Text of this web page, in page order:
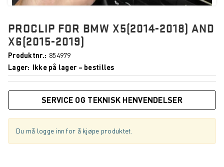
PROCLIP FOR BMW X5(2014-2018) AND
X6(2015-2019)
Produktnr.
854979
Lager
Ikke på lager – bestilles
SERVICE OG TEKNISK HENVENDELSER
Du må logge inn for å kjøpe produktet.